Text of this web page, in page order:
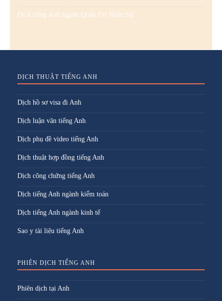
Dịch tiếng Anh ngành Quản Trị Nhân Sự
DỊCH THUẬT TIẾNG ANH
Dịch hồ sơ visa đi Anh
Dịch luận văn tiếng Anh
Dịch phụ đề video tiếng Anh
Dịch thuật hợp đồng tiếng Anh
Dịch công chứng tiếng Anh
Dịch tiếng Anh ngành kiểm toán
Dịch tiếng Anh ngành kinh tế
Sao y tài liệu tiếng Anh
PHIÊN DỊCH TIẾNG ANH
Phiên dịch tại Anh